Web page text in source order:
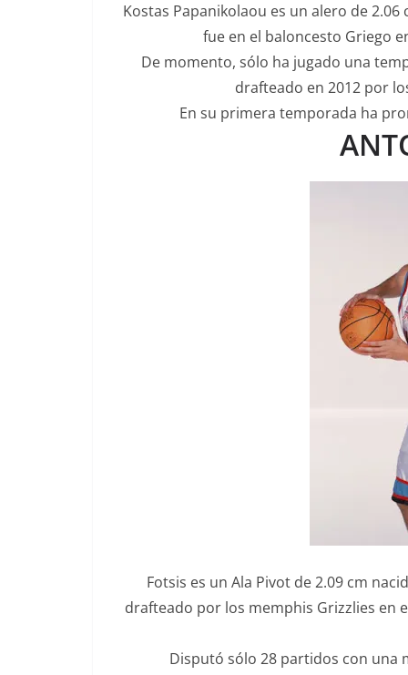
Kostas Papanikolaou es un alero de
fue en el baloncesto Griego
De momento, sólo ha jugado una
drafteado en 2012 por
En su primera temporada ha
Fotsis es un Ala Pivot de 2.09 cm
drafteado por los memphis Grizzlies en
Disputó sólo 28 partidos con una